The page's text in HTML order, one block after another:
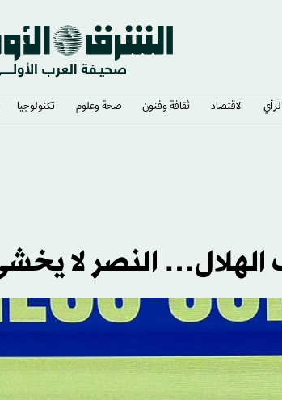
الرأي الاقتصاد ثقافة وفنون صحة وعلوم تكنولوجيا
النصر لا